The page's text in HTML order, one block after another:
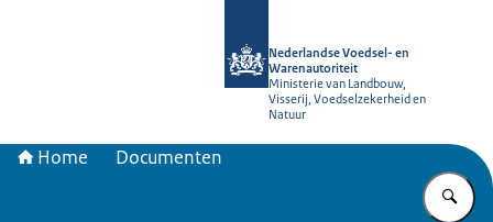
Nederlandse Voedsel- en
Warenautoriteit
Ministerie van Landbouw,
Visserij, Voedselzekerheid en
Natuur
Home Documenten